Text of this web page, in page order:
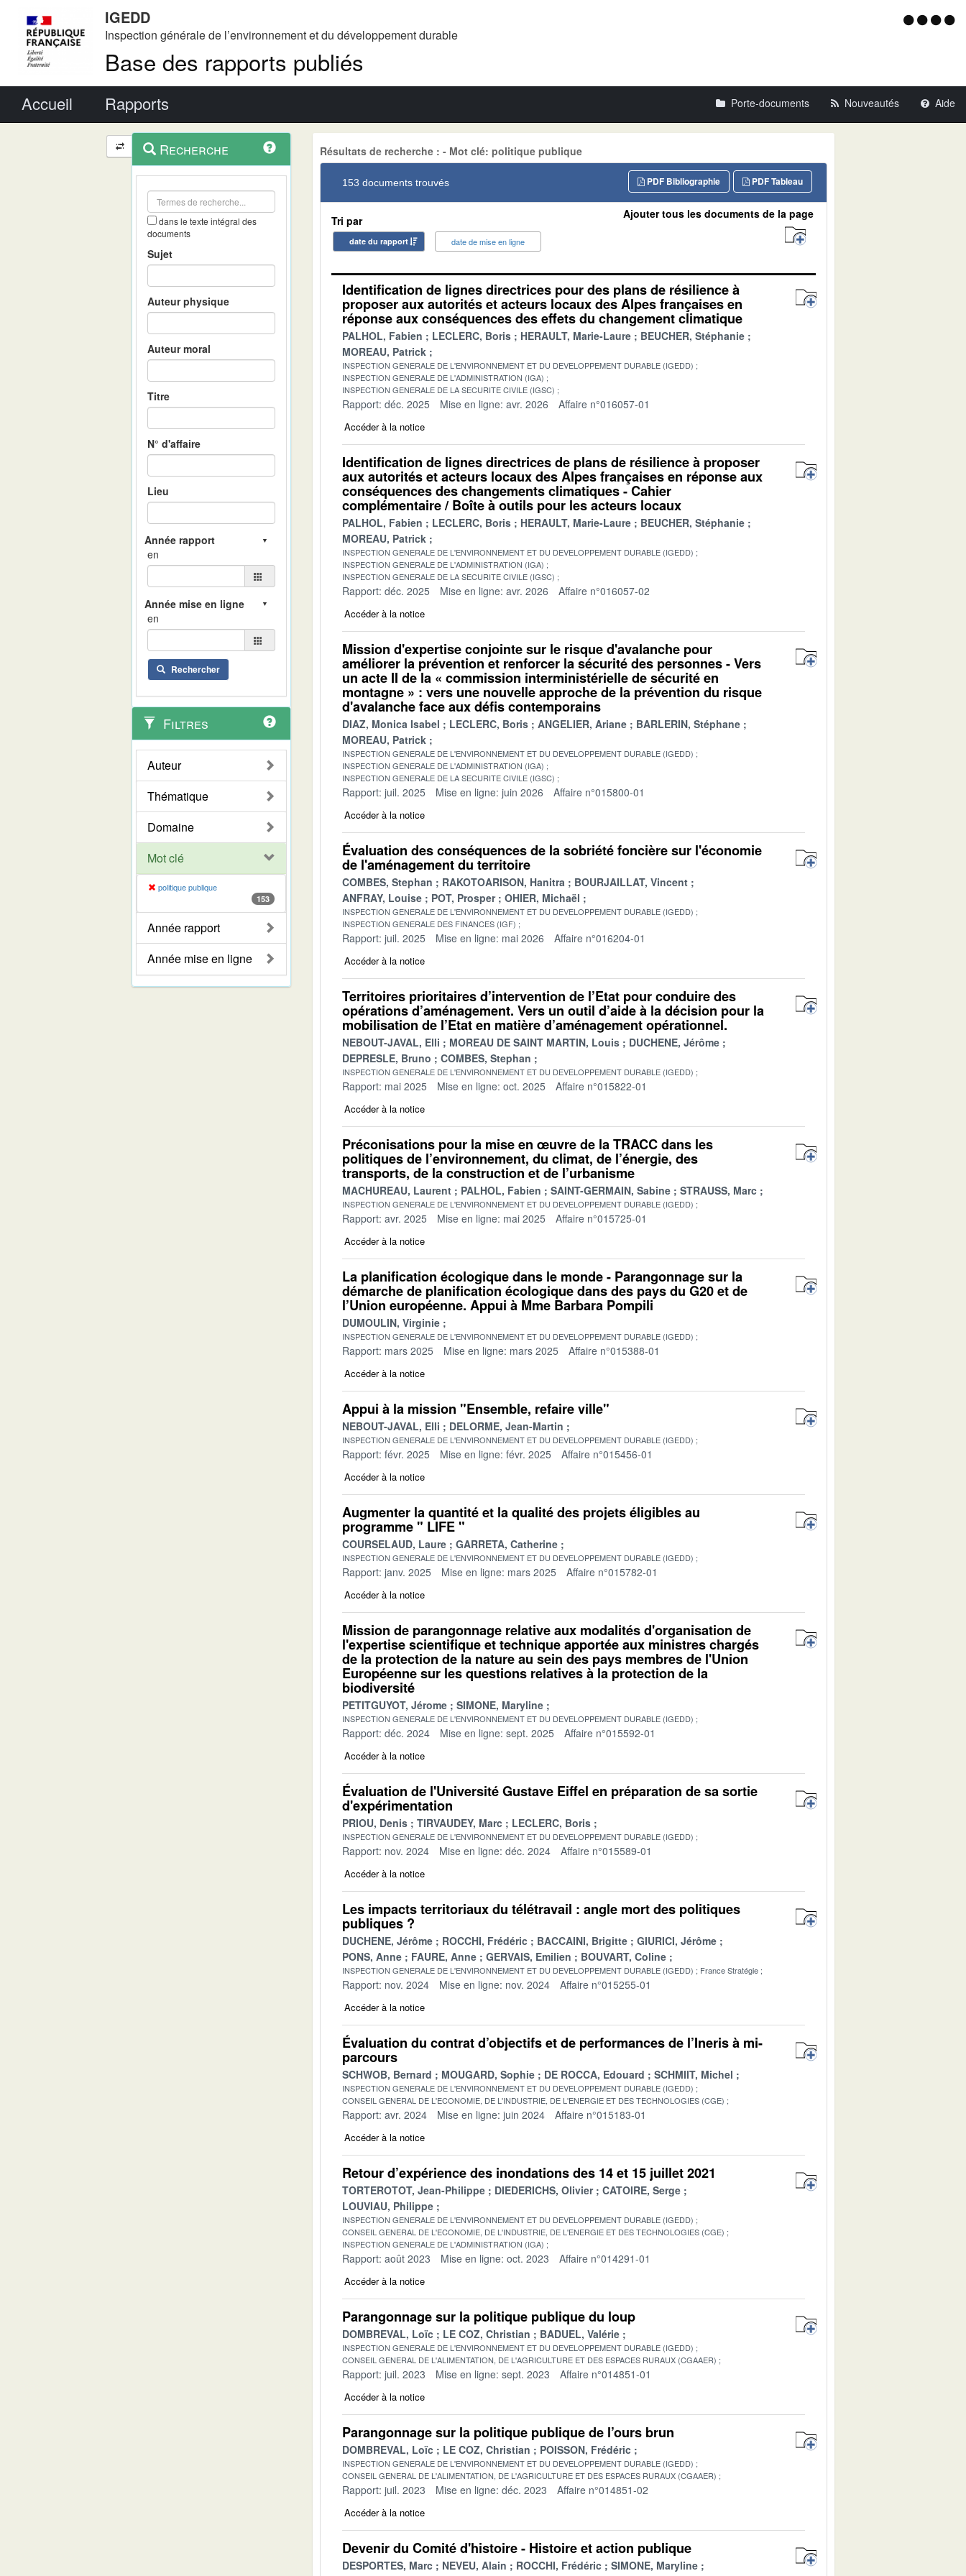
IGEDD
Inspection générale de l’environnement et du développement durable
Base des rapports publiés
Menu
Accueil Rapports Porte-documents Nouveautés Aide
Navigation
et
outils
contextuel
Recherche
dans le texte intégral des
documents
Sujet
Auteur physique
Auteur moral
Titre
N° d'affaire
Lieu
en
en
Rechercher
Filtres
Auteur
Thématique
Domaine
Mot clé
politique publique
153
Année rapport
Année mise en ligne
Résultats de recherche : - Mot clé: politique publique
153 documents trouvés PDF Tableau
PDF Bibliographie
Tri par
date du rapport date de mise en ligne
Ajouter tous les documents de la page
Identification de lignes directrices pour des plans de résilience à
proposer aux autorités et acteurs locaux des Alpes françaises en
réponse aux conséquences des effets du changement climatique
PALHOL, Fabien LECLERC, Boris HERAULT, Marie-Laure
BEUCHER, Stéphanie
MOREAU, Patrick
INSPECTION GENERALE DE L'ENVIRONNEMENT ET DU DEVELOPPEMENT DURABLE (IGEDD)
INSPECTION GENERALE DE L'ADMINISTRATION (IGA)
INSPECTION GENERALE DE LA SECURITE CIVILE (IGSC)
Rapport: déc. 2025 Mise en ligne: avr. 2026 Affaire n°016057-01
Accéder à la notice
Identification de lignes directrices de plans de résilience à proposer
aux autorités et acteurs locaux des Alpes françaises en réponse aux
conséquences des changements climatiques - Cahier
complémentaire / Boîte à outils pour les acteurs locaux
PALHOL, Fabien LECLERC, Boris HERAULT, Marie-Laure
BEUCHER, Stéphanie
MOREAU, Patrick
INSPECTION GENERALE DE L'ENVIRONNEMENT ET DU DEVELOPPEMENT DURABLE (IGEDD)
INSPECTION GENERALE DE L'ADMINISTRATION (IGA)
INSPECTION GENERALE DE LA SECURITE CIVILE (IGSC)
Rapport: déc. 2025 Mise en ligne: avr. 2026 Affaire n°016057-02
Accéder à la notice
Mission d'expertise conjointe sur le risque d'avalanche pour
améliorer la prévention et renforcer la sécurité des personnes - Vers
un acte II de la « commission interministérielle de sécurité en
montagne » : vers une nouvelle approche de la prévention du risque
d'avalanche face aux défis contemporains
DIAZ, Monica Isabel LECLERC, Boris ANGELIER, Ariane
BARLERIN, Stéphane
MOREAU, Patrick
INSPECTION GENERALE DE L'ENVIRONNEMENT ET DU DEVELOPPEMENT DURABLE (IGEDD)
INSPECTION GENERALE DE L'ADMINISTRATION (IGA)
INSPECTION GENERALE DE LA SECURITE CIVILE (IGSC)
Rapport: juil. 2025 Mise en ligne: juin 2026 Affaire n°015800-01
Accéder à la notice
Évaluation des conséquences de la sobriété foncière sur l'économie
de l'aménagement du territoire
COMBES, Stephan RAKOTOARISON, Hanitra
BOURJAILLAT, Vincent
ANFRAY, Louise
POT, Prosper OHIER, Michaël
INSPECTION GENERALE DE L'ENVIRONNEMENT ET DU DEVELOPPEMENT DURABLE (IGEDD)
INSPECTION GENERALE DES FINANCES (IGF)
Rapport: juil. 2025 Mise en ligne: mai 2026 Affaire n°016204-01
Accéder à la notice
Territoires prioritaires d’intervention de l’Etat pour conduire des
opérations d’aménagement. Vers un outil d’aide à la décision pour la
mobilisation de l’Etat en matière d’aménagement opérationnel.
NEBOUT-JAVAL, Elli MOREAU DE SAINT MARTIN, Louis
DUCHENE, Jérôme
DEPRESLE, Bruno
COMBES, Stephan
INSPECTION GENERALE DE L'ENVIRONNEMENT ET DU DEVELOPPEMENT DURABLE (IGEDD)
Rapport: mai 2025 Mise en ligne: oct. 2025 Affaire n°015822-01
Accéder à la notice
Préconisations pour la mise en œuvre de la TRACC dans les
politiques de l’environnement, du climat, de l’énergie, des
transports, de la construction et de l’urbanisme
MACHUREAU, Laurent PALHOL, Fabien SAINT-GERMAIN, Sabine STRAUSS, Marc
INSPECTION GENERALE DE L'ENVIRONNEMENT ET DU DEVELOPPEMENT DURABLE (IGEDD)
Rapport: avr. 2025 Mise en ligne: mai 2025 Affaire n°015725-01
Accéder à la notice
La planification écologique dans le monde - Parangonnage sur la
démarche de planification écologique dans des pays du G20 et de
l’Union européenne. Appui à Mme Barbara Pompili
DUMOULIN, Virginie
INSPECTION GENERALE DE L'ENVIRONNEMENT ET DU DEVELOPPEMENT DURABLE (IGEDD)
Rapport: mars 2025 Mise en ligne: mars 2025 Affaire n°015388-01
Accéder à la notice
Appui à la mission "Ensemble, refaire ville"
NEBOUT-JAVAL, Elli DELORME, Jean-Martin
INSPECTION GENERALE DE L'ENVIRONNEMENT ET DU DEVELOPPEMENT DURABLE (IGEDD)
Rapport: févr. 2025 Mise en ligne: févr. 2025 Affaire n°015456-01
Accéder à la notice
Augmenter la quantité et la qualité des projets éligibles au
programme " LIFE "
COURSELAUD, Laure GARRETA, Catherine
INSPECTION GENERALE DE L'ENVIRONNEMENT ET DU DEVELOPPEMENT DURABLE (IGEDD)
Rapport: janv. 2025 Mise en ligne: mars 2025 Affaire n°015782-01
Accéder à la notice
Mission de parangonnage relative aux modalités d'organisation de
l'expertise scientifique et technique apportée aux ministres chargés
de la protection de la nature au sein des pays membres de l'Union
Européenne sur les questions relatives à la protection de la
biodiversité
PETITGUYOT, Jérome SIMONE, Maryline
INSPECTION GENERALE DE L'ENVIRONNEMENT ET DU DEVELOPPEMENT DURABLE (IGEDD)
Rapport: déc. 2024 Mise en ligne: sept. 2025 Affaire n°015592-01
Accéder à la notice
Évaluation de l'Université Gustave Eiffel en préparation de sa sortie
d'expérimentation
PRIOU, Denis TIRVAUDEY, Marc LECLERC, Boris
INSPECTION GENERALE DE L'ENVIRONNEMENT ET DU DEVELOPPEMENT DURABLE (IGEDD)
Rapport: nov. 2024 Mise en ligne: déc. 2024 Affaire n°015589-01
Accéder à la notice
Les impacts territoriaux du télétravail : angle mort des politiques
publiques ?
DUCHENE, Jérôme ROCCHI, Frédéric BACCAINI, Brigitte
GIURICI, Jérôme
PONS, Anne
FAURE, Anne GERVAIS, Emilien BOUVART, Coline
INSPECTION GENERALE DE L'ENVIRONNEMENT ET DU DEVELOPPEMENT DURABLE (IGEDD) France Stratégie
Rapport: nov. 2024 Mise en ligne: nov. 2024 Affaire n°015255-01
Accéder à la notice
Évaluation du contrat d’objectifs et de performances de l’Ineris à mi-
parcours
SCHWOB, Bernard MOUGARD, Sophie DE ROCCA, Edouard SCHMIIT, Michel
INSPECTION GENERALE DE L'ENVIRONNEMENT ET DU DEVELOPPEMENT DURABLE (IGEDD)
CONSEIL GENERAL DE L'ECONOMIE, DE L'INDUSTRIE, DE L'ENERGIE ET DES TECHNOLOGIES (CGE)
Rapport: avr. 2024 Mise en ligne: juin 2024 Affaire n°015183-01
Accéder à la notice
Retour d’expérience des inondations des 14 et 15 juillet 2021
TORTEROTOT, Jean-Philippe DIEDERICHS, Olivier
CATOIRE, Serge
LOUVIAU, Philippe
INSPECTION GENERALE DE L'ENVIRONNEMENT ET DU DEVELOPPEMENT DURABLE (IGEDD)
CONSEIL GENERAL DE L'ECONOMIE, DE L'INDUSTRIE, DE L'ENERGIE ET DES TECHNOLOGIES (CGE)
INSPECTION GENERALE DE L'ADMINISTRATION (IGA)
Rapport: août 2023 Mise en ligne: oct. 2023 Affaire n°014291-01
Accéder à la notice
Parangonnage sur la politique publique du loup
DOMBREVAL, Loïc LE COZ, Christian BADUEL, Valérie
INSPECTION GENERALE DE L'ENVIRONNEMENT ET DU DEVELOPPEMENT DURABLE (IGEDD)
CONSEIL GENERAL DE L'ALIMENTATION, DE L'AGRICULTURE ET DES ESPACES RURAUX (CGAAER)
Rapport: juil. 2023 Mise en ligne: sept. 2023 Affaire n°014851-01
Accéder à la notice
Parangonnage sur la politique publique de l’ours brun
DOMBREVAL, Loïc LE COZ, Christian POISSON, Frédéric
INSPECTION GENERALE DE L'ENVIRONNEMENT ET DU DEVELOPPEMENT DURABLE (IGEDD)
CONSEIL GENERAL DE L'ALIMENTATION, DE L'AGRICULTURE ET DES ESPACES RURAUX (CGAAER)
Rapport: juil. 2023 Mise en ligne: déc. 2023 Affaire n°014851-02
Accéder à la notice
Devenir du Comité d'histoire - Histoire et action publique
DESPORTES, Marc NEVEU, Alain ROCCHI, Frédéric
SIMONE, Maryline